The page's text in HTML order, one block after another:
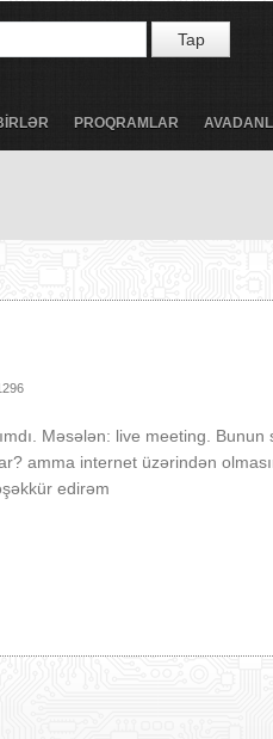
Tap
PROQRAMLAR
Məsələn: live meeting. Bunun
amma internet üzərindən
edirəm